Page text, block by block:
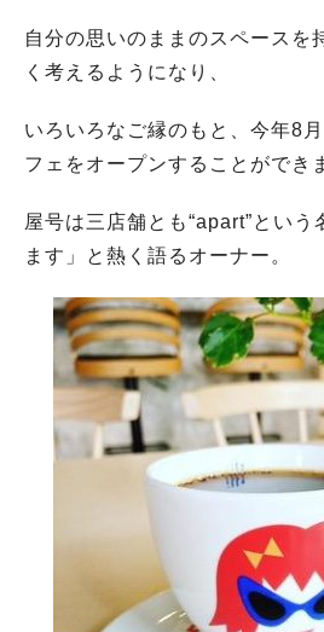
自分の思いのままのスペースを
く考えるようになり、
いろいろなご縁のもと、今年8
フェをオープンすることができ
屋号は三店舗とも“apart”という
ます」と熱く語るオーナー。